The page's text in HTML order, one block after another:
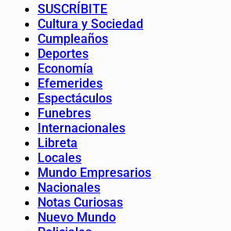
SUSCRÍBITE
Cultura y Sociedad
Cumpleaños
Deportes
Economía
Efemerides
Espectáculos
Funebres
Internacionales
Libreta
Locales
Mundo Empresarios
Nacionales
Notas Curiosas
Nuevo Mundo